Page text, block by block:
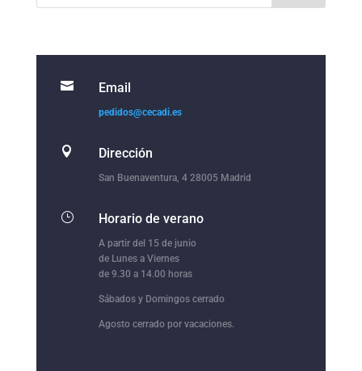
 Email
pedidos@cecadi.es
 Dirección
San Buenaventura, 4 28005 Madrid
} Horario de verano
A partir del 15 de junio
de Lunes a Viernes
de 9.30 a 14.00 horas
Sábados y Domingos cerrado
Agosto cerrado por vacaciones.